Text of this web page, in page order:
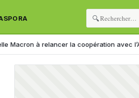
🔍
à relancer la coopération avec l’Algérie